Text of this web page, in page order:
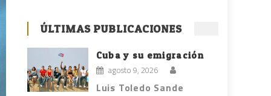
ÚLTIMAS PUBLICACIONES
Cuba y su emigración
agosto 9, 2026
Luis Toledo Sande